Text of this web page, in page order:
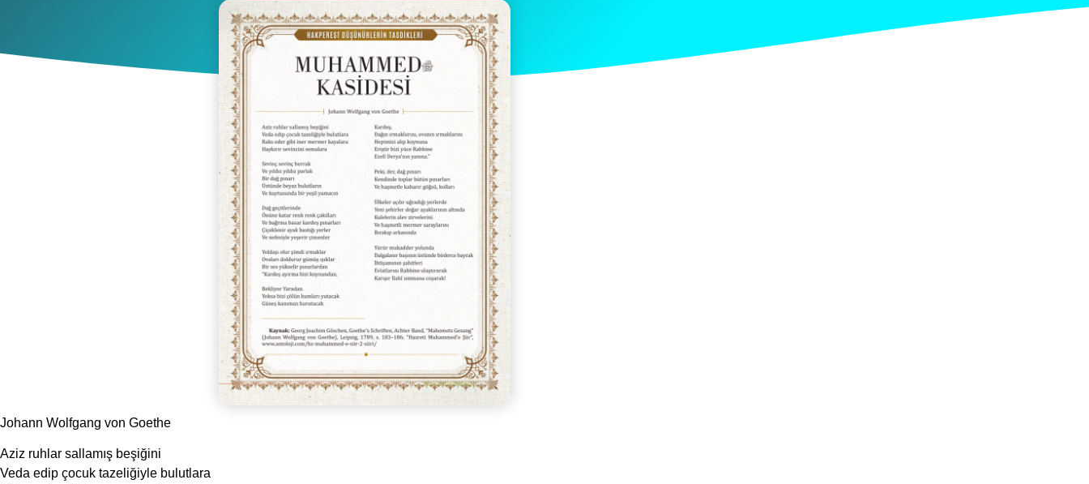
Johann Wolfgang von Goethe
Aziz ruhlar sallamış beşiğini
Veda edip çocuk tazeliğiyle bulutlara